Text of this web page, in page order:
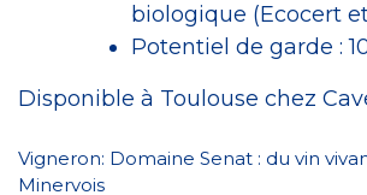
biologique (Ecocert
Potentiel de garde :
Disponible à Toulouse chez
Vigneron: Domaine Senat : du vin
Minervois